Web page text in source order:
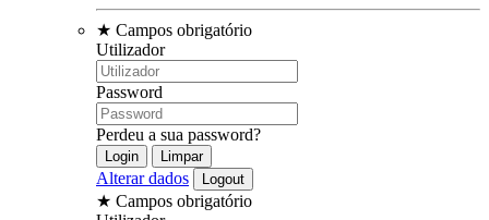
★ Campos obrigatório
Utilizador
Password
Perdeu a sua password?
Alterar dados
★ Campos obrigatório